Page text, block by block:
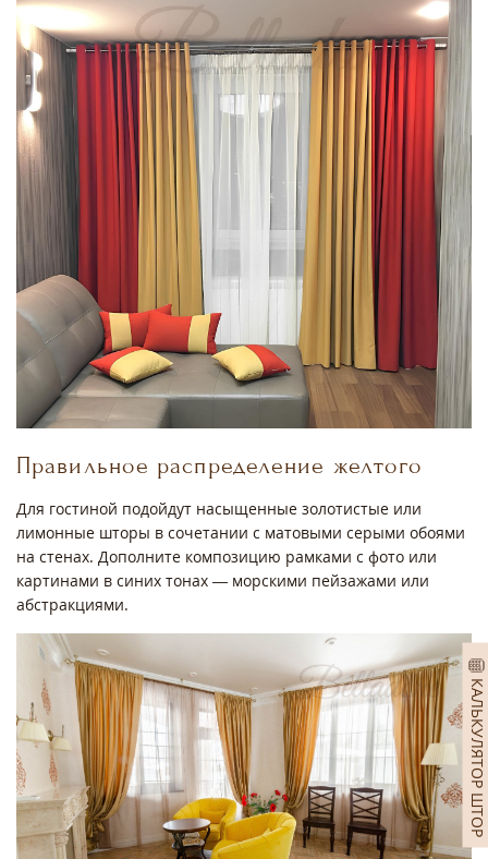
КАЛЬКУЛЯТОР ШТОР
Правильное распределение желтого
Для гостиной подойдут насыщенные золотистые или
лимонные шторы в сочетании с матовыми серыми обоями
на стенах. Дополните композицию рамками с фото или
картинами в синих тонах — морскими пейзажами или
абстракциями.